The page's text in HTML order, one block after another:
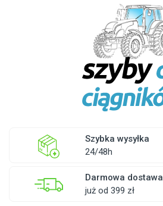
Szybka wysyłka
24/48h
Darmowa dostawa
już od 399 zł